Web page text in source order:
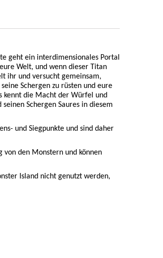
geht ein interdimensionales Portal
Welt, und wenn dieser Titan
ihr und versucht gemeinsam,
Schergen zu rüsten und eure
kennt die Macht der Würfel und
Schergen Saures in diesem
und Siegpunkte und sind daher
von den Monstern und können
Island nicht genutzt werden,